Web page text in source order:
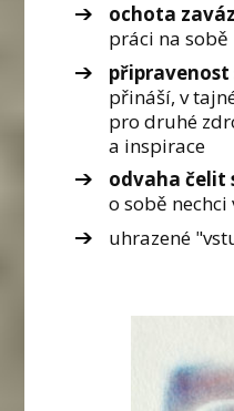
ochota
práci na sobě
přináší, v
pro druhé
a inspirace
odvaha čelit
o sobě nechci
uhrazené